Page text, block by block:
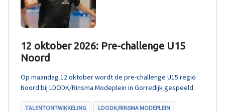
12 oktober 2026: Pre-challenge U15
Noord
Op maandag 12 oktober wordt de pre-challenge U15 regio
Noord bij LDODK/Rinsma Modeplein in Gorredijk gespeeld.
TALENTONTWIKKELING LDODK/RINSMA MODEPLEIN